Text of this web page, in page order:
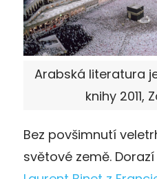
Arabská literatura
knihy 2011,
Bez povšimnutí
světové země.